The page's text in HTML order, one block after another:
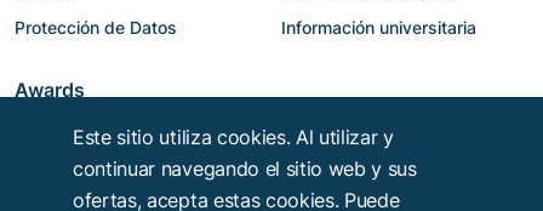
Protección de Datos
Información universitaria
Awards
Este sitio utiliza cookies. Al utilizar y
continuar navegando el sitio web y sus
ofertas, acepta estas cookies. Puede